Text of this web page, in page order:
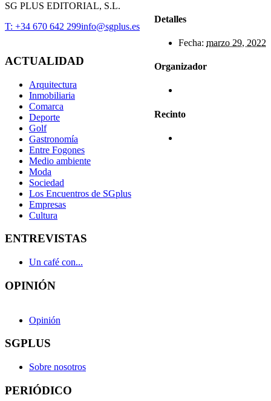
Detalles
Fecha: marzo 29, 2022
Organizador
Recinto
SG PLUS EDITORIAL, S.L.
T: +34 670 642 299info@sgplus.es
ACTUALIDAD
Arquitectura
Inmobiliaria
Comarca
Deporte
Golf
Gastronomía
Entre Fogones
Medio ambiente
Moda
Sociedad
Los Encuentros de SGplus
Empresas
Cultura
ENTREVISTAS
Un café con...
OPINIÓN
Opinión
SGPLUS
Sobre nosotros
PERIÓDICO